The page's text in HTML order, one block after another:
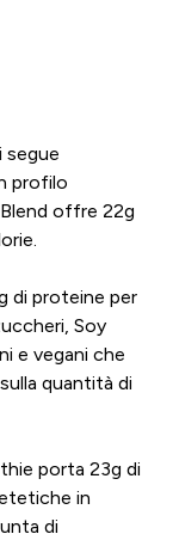
profilo
offre 22g
di proteine per
Soy
e vegani che
quantità di
porta 23g di
in
di